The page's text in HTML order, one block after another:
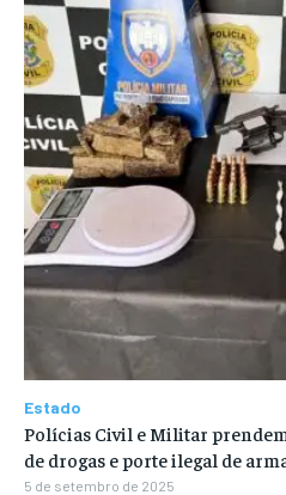
Estado
Polícias Civil e Militar
de drogas e porte ilegal de
5 de setembro de 2025